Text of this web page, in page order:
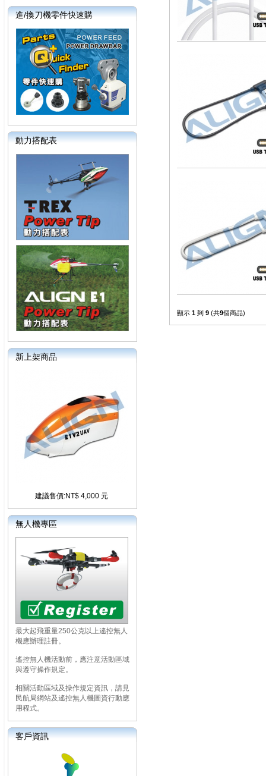
進/換刀機零件快速購
動力搭配表
新上架商品
建議售價:NT$ 4,000 元
無人機專區
最大起飛重量250公克以上遙控無人
機應辦理註冊。
遙控無人機活動前，應注意活動區域
與遵守操作規定。
相關活動區域及操作規定資訊，請見
民航局網站及遙控無人機圖資行動應
用程式。
客戶資訊
顯示 1 到 9 (共9個商品)